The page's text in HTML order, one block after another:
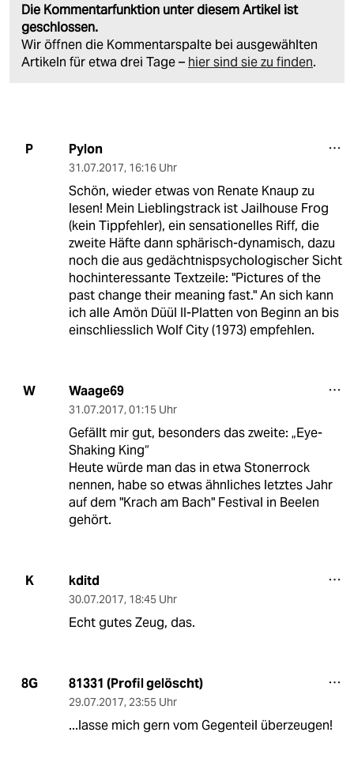
Die Kommentarfunktion unter diesem Artikel ist
geschlossen.
Wir öffnen die Kommentarspalte bei ausgewählten
Artikeln für etwa drei Tage – hier sind sie zu finden.
P Pylon
31.07.2017, 16:16 Uhr
Schön, wieder etwas von Renate Knaup zu
lesen! Mein Lieblingstrack ist Jailhouse Frog
(kein Tippfehler), ein sensationelles Riff, die
zweite Häfte dann sphärisch-dynamisch, dazu
noch die aus gedächtnispsychologischer Sicht
hochinteressante Textzeile: "Pictures of the
past change their meaning fast." An sich kann
ich alle Amön Düül II-Platten von Beginn an bis
einschliesslich Wolf City (1973) empfehlen.
W Waage69
31.07.2017, 01:15 Uhr
Gefällt mir gut, besonders das zweite: „Eye-
Shaking King“
Heute würde man das in etwa Stonerrock
nennen, habe so etwas ähnliches letztes Jahr
auf dem "Krach am Bach" Festival in Beelen
gehört.
K kditd
30.07.2017, 18:45 Uhr
Echt gutes Zeug, das.
8G 81331 (Profil gelöscht)
29.07.2017, 23:55 Uhr
...lasse mich gern vom Gegenteil überzeugen!